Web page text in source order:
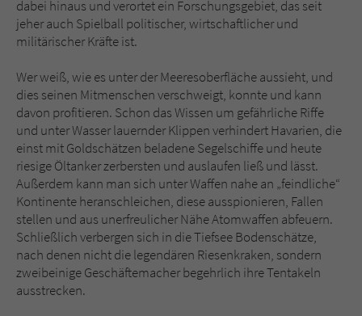
dabei hinaus und verortet ein Forschungsgebiet, das seit
jeher auch Spielball politischer, wirtschaftlicher und
militärischer Kräfte ist.
Wer weiß, wie es unter der Meeresoberfläche aussieht, und
dies seinen Mitmenschen verschweigt, konnte und kann
davon profitieren. Schon das Wissen um gefährliche Riffe
und unter Wasser lauernder Klippen verhindert Havarien, die
einst mit Goldschätzen beladene Segelschiffe und heute
riesige Öltanker zerbersten und auslaufen ließ und lässt.
Außerdem kann man sich unter Waffen nahe an „feindliche“
Kontinente heranschleichen, diese ausspionieren, Fallen
stellen und aus unerfreulicher Nähe Atomwaffen abfeuern.
Schließlich verbergen sich in die Tiefsee Bodenschätze,
nach denen nicht die legendären Riesenkraken, sondern
zweibeinige Geschäftemacher begehrlich ihre Tentakeln
ausstrecken.